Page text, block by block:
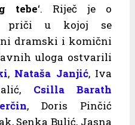
tebe‘. Riječ je o
priči u kojoj se
dramski i komični
uloga ostvarili
, Nataša Janjić, Iva
Csilla Barath
, Doris Pinčić
Senka Bulić, Jasna